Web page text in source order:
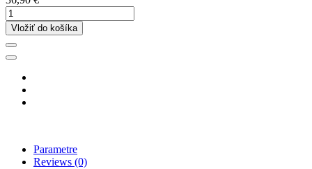
Vložiť do košíka
Parametre
Reviews (0)